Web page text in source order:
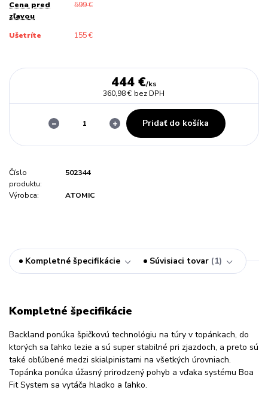
Cena pred
zľavou
599 €
Ušetríte 155 €
444 €/ks
360,98 € bez DPH
Pridať do košíka
Číslo
produktu:
502344
Výrobca: ATOMIC
Kompletné špecifikácie Súvisiaci tovar 1
Kompletné špecifikácie
Backland ponúka špičkovú technológiu na túry v topánkach, do
ktorých sa ľahko lezie a sú super stabilné pri zjazdoch, a preto sú
také obľúbené medzi skialpinistami na všetkých úrovniach.
Topánka ponúka úžasný prirodzený pohyb a vďaka systému Boa
Fit System sa vytáča hladko a ľahko.